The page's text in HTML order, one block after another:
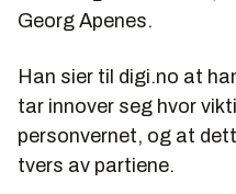
Georg Apenes.
Han sier til digi.no at
tar innover seg hvor
personvernet, og at
tvers av partiene.